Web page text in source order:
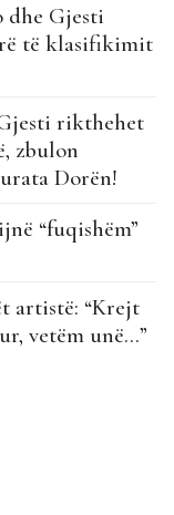
dhe Gjesti
të klasifikimit
rikthehet
zbulon
Dorën!
“fuqishëm”
artistë: “Krejt
vetëm unë…”